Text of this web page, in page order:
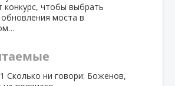
конкурс, чтобы выбрать
моста в
Сколько ни говори: Боженов,